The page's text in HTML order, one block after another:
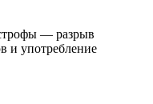
— разрыв
и употребление